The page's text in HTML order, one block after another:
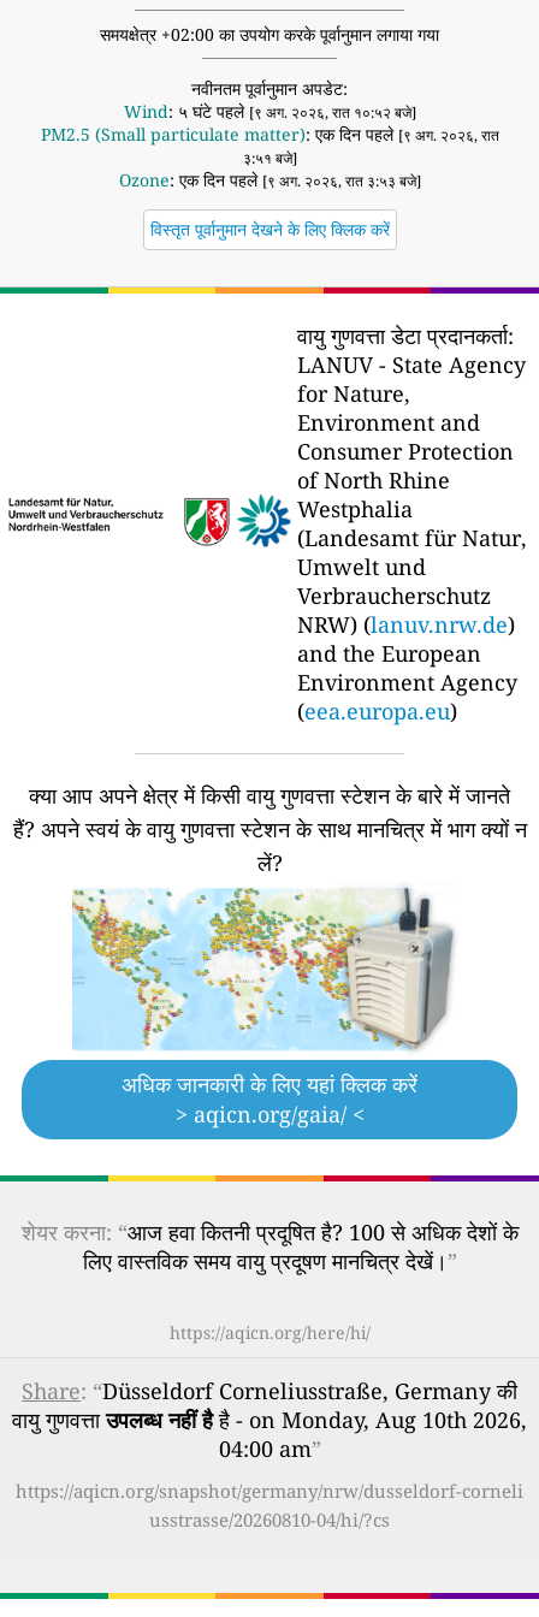
समयक्षेत्र +02:00 का उपयोग करके पूर्वानुमान लगाया गया
नवीनतम पूर्वानुमान अपडेट:
Wind: ५ घंटे पहले [९ अग. २०२६, रात १०:५२ बजे]
PM2.5 (Small particulate matter): एक दिन पहले [९ अग. २०२६, रात
३:५१ बजे]
Ozone: एक दिन पहले [९ अग. २०२६, रात ३:५३ बजे]
विस्तृत पूर्वानुमान देखने के लिए क्लिक करें
वायु गुणवत्ता डेटा प्रदानकर्ता:
LANUV - State Agency
for Nature,
Environment and
Consumer Protection
of North Rhine
Westphalia
(Landesamt für Natur,
Umwelt und
Verbraucherschutz
NRW) (lanuv.nrw.de)
and the European
Environment Agency
(eea.europa.eu)
क्या आप अपने क्षेत्र में किसी वायु गुणवत्ता स्टेशन के बारे में जानते
हैं? अपने स्वयं के वायु गुणवत्ता स्टेशन के साथ मानचित्र में भाग क्यों न
लें?
अधिक जानकारी के लिए यहां क्लिक करें
> aqicn.org/gaia/ <
शेयर करना: “आज हवा कितनी प्रदूषित है? 100 से अधिक देशों के
लिए वास्तविक समय वायु प्रदूषण मानचित्र देखें।”
https://aqicn.org/here/hi/
Share: “Düsseldorf Corneliusstraße, Germany की
वायु गुणवत्ताउपलब्ध नहीं हैहै - on Monday, Aug 10th 2026,
04:00 am”
https://aqicn.org/snapshot/germany/nrw/dusseldorf-corneli
usstrasse/20260810-04/hi/?cs